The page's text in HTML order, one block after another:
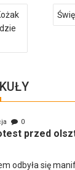
0
przed
odbyła się